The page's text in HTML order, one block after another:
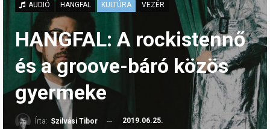
AUDIÓ HANGFAL KULTÚRA VEZÉR
HANGFAL: A rockistennő
és a groove-báró közös
gyermeke
Írta: Szilvási Tibor 2019.06.25.